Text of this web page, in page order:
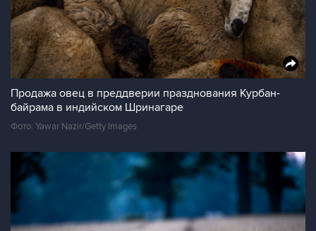
Продажа овец в преддверии празднования Курбан-
байрама в индийском Шринагаре
Фото: Yawar Nazir/Getty Images